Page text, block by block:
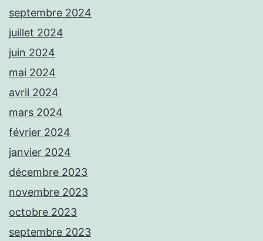
septembre 2024
juillet 2024
juin 2024
mai 2024
avril 2024
mars 2024
février 2024
janvier 2024
décembre 2023
novembre 2023
octobre 2023
septembre 2023